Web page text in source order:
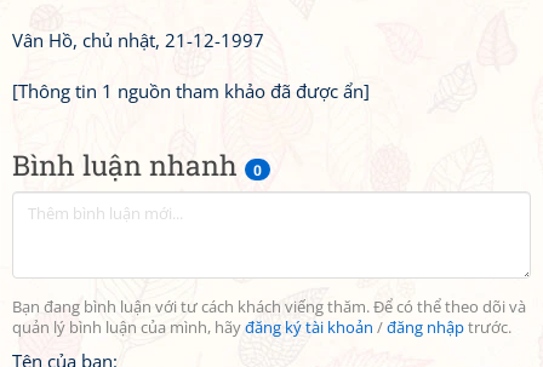
Bình luận nhanh 0
Bạn đang bình luận với tư cách khách viếng thăm. Để có thể theo dõi và
quản lý bình luận của mình, hãyđăng ký tài khoản /đăng nhậptrước.
Tên của bạn:
Vân Hồ, chủ nhật, 21-12-1997
[Thông tin 1 nguồn tham khảo đã được ẩn]